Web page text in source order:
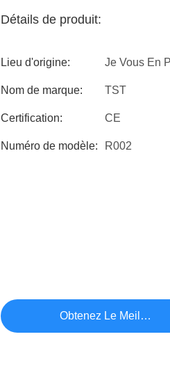
Détails de produit:
Lieu d'origine: Je Vous En
Nom de marque: TST
Certification: CE
Numéro de modèle: R002
Obtenez Le Meilleur